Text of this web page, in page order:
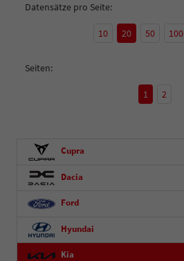
Datensätze pro Seite:
10 20 50 100
Seiten:
1 2
Cupra
Dacia
Ford
Hyundai
Kia